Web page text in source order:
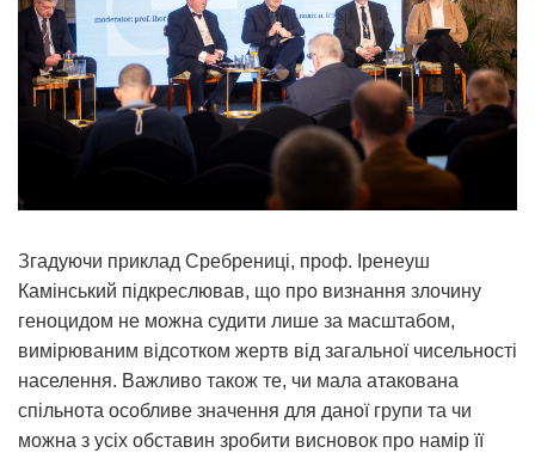
Згадуючи приклад Сребрениці, проф. Іренеуш
Камінський підкреслював, що про визнання злочину
геноцидом не можна судити лише за масштабом,
вимірюваним відсотком жертв від загальної чисельності
населення. Важливо також те, чи мала атакована
спільнота особливе значення для даної групи та чи
можна з усіх обставин зробити висновок про намір її